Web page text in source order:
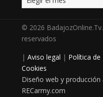
© 2026
reservados
| Aviso legal | Política de
Cookies
Diseño web y producción
RECarmy.com